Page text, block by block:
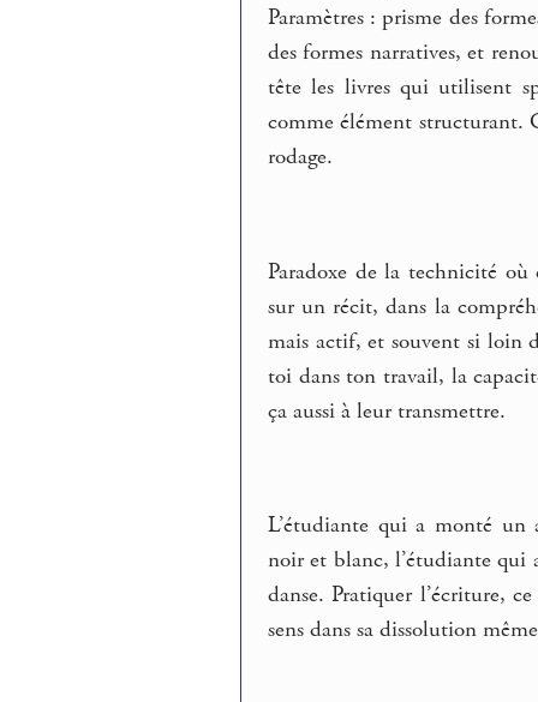
Paramètres : prisme des
des formes narratives, et
tête les livres qui utilisent
comme élément structurant.
rodage.
Paradoxe de la technicité
sur un récit, dans la
mais actif, et souvent si loin
toi dans ton travail, la
ça aussi à leur transmettre.
L’étudiante qui a monté un
noir et blanc, l’étudiante qui
danse. Pratiquer l’écriture,
sens dans sa dissolution